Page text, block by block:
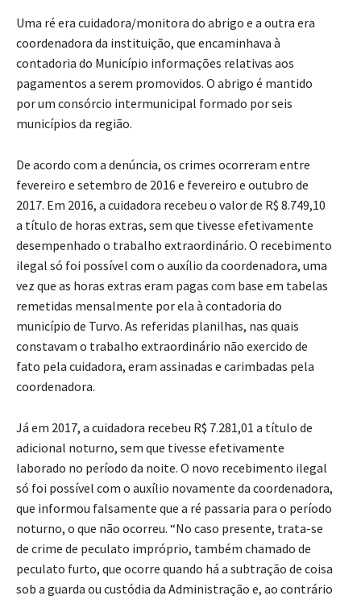
Uma ré era cuidadora/monitora do abrigo e a outra era
coordenadora da instituição, que encaminhava à
contadoria do Município informações relativas aos
pagamentos a serem promovidos. O abrigo é mantido
por um consórcio intermunicipal formado por seis
municípios da região.
De acordo com a denúncia, os crimes ocorreram entre
fevereiro e setembro de 2016 e fevereiro e outubro de
2017. Em 2016, a cuidadora recebeu o valor de R$ 8.749,10
a título de horas extras, sem que tivesse efetivamente
desempenhado o trabalho extraordinário. O recebimento
ilegal só foi possível com o auxílio da coordenadora, uma
vez que as horas extras eram pagas com base em tabelas
remetidas mensalmente por ela à contadoria do
município de Turvo. As referidas planilhas, nas quais
constavam o trabalho extraordinário não exercido de
fato pela cuidadora, eram assinadas e carimbadas pela
coordenadora.
Já em 2017, a cuidadora recebeu R$ 7.281,01 a título de
adicional noturno, sem que tivesse efetivamente
laborado no período da noite. O novo recebimento ilegal
só foi possível com o auxílio novamente da coordenadora,
que informou falsamente que a ré passaria para o período
noturno, o que não ocorreu. “No caso presente, trata-se
de crime de peculato impróprio, também chamado de
peculato furto, que ocorre quando há a subtração de coisa
sob a guarda ou custódia da Administração e, ao contrário